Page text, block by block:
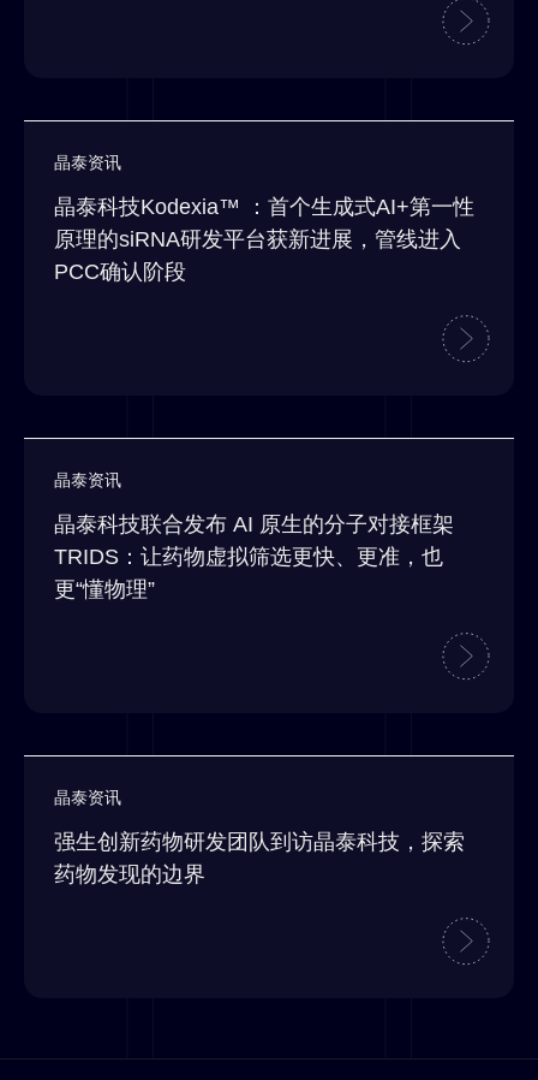
晶泰资讯
晶泰科技Kodexia™ ：首个生成式AI+第一性
原理的siRNA研发平台获新进展，管线进入
PCC确认阶段
晶泰资讯
晶泰科技联合发布 AI 原生的分子对接框架
TRIDS：让药物虚拟筛选更快、更准，也
更“懂物理”
晶泰资讯
强生创新药物研发团队到访晶泰科技，探索
药物发现的边界